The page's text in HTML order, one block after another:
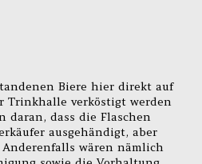
Biere hier direkt auf
Trinkhalle verköstigt werden
daran, dass die Flaschen
ausgehändigt, aber
wären nämlich